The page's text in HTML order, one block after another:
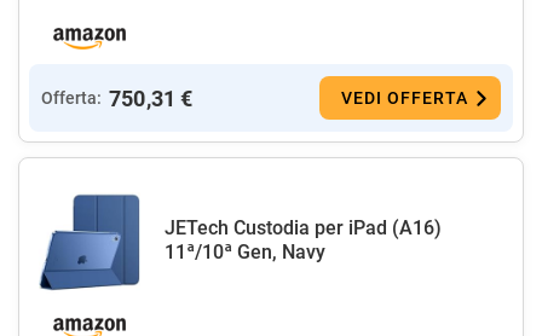
Offerta: 750,31 € VEDI OFFERTA
JETech Custodia per iPad (A16)
11ª/10ª Gen, Navy